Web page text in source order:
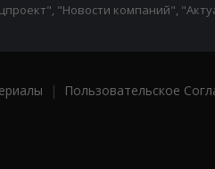
"Новости компаний",
| Пользовательское